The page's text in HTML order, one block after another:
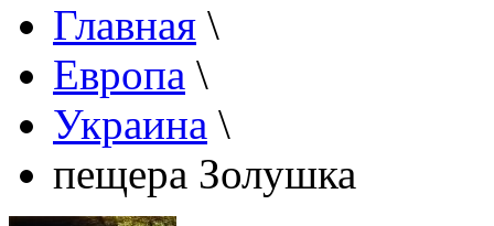
Главная \
Европа \
Украина \
пещера Золушка